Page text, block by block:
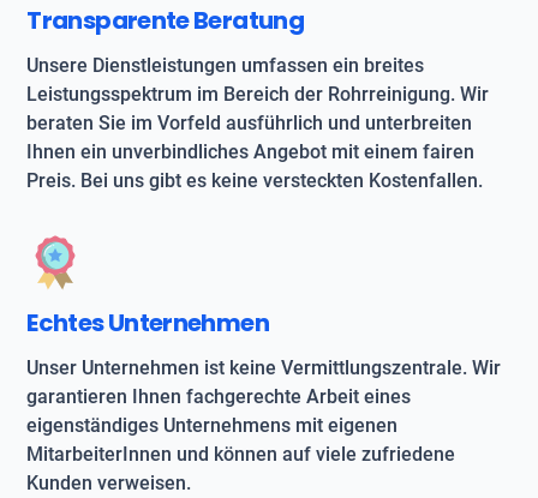
Transparente Beratung
Unsere Dienstleistungen umfassen ein breites
Leistungsspektrum im Bereich der Rohrreinigung. Wir
beraten Sie im Vorfeld ausführlich und unterbreiten
Ihnen ein unverbindliches Angebot mit einem fairen
Preis. Bei uns gibt es keine versteckten Kostenfallen.
Echtes Unternehmen
Unser Unternehmen ist keine Vermittlungszentrale. Wir
garantieren Ihnen fachgerechte Arbeit eines
eigenständiges Unternehmens mit eigenen
MitarbeiterInnen und können auf viele zufriedene
Kunden verweisen.